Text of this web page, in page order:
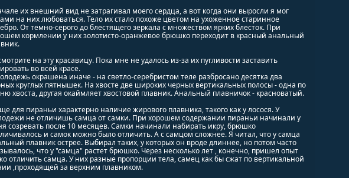
их внешний вид не затрагивал моего сердца, а вот когда они выросли я мог
на них любоваться. Тело их стало похоже цветом на ухоженное старинное
От темно-серого до блестящего зеркала с множеством ярких блесток. При
кормлении у них золотисто-оранжевое брюшко переходит в красный анальный
на эту красавицу. Пока мне не удалось из-за их пугливости заставить
во всей красе.
окрашена иначе - на светло-серебристом теле разбросано десятка два
круглых пятнышек. На хвосте две широких черных вертикальных полосы - одна по
хвоста, другая окаймляет хвостовой плавник. Анальный плавничок - красноватый.
для пираньи характерно наличие жирового плавника, такого как у лосося. У
не отличишь самца от самки. При хорошем содержании пираньи начинали у
созревать после 10 месяцев. Самки начинали набирать икру, брюшко
и самок можно было отличить. А с самцом сложнее. Я читал, что у самца
плавник острее. Выбирал таких, у которых он вроде длиннее, но потом часто
что у "самца" растет брюшко. Через несколько лет , конечно, пришел опыт
отличить самца. У них разные пропорции тела, самец как бы сжат по вертикальной
,проходящей за верхним плавником.